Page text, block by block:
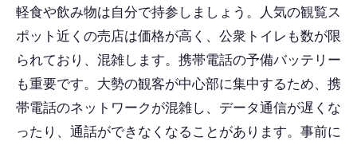
軽食や飲み物は自分で持参しましょう。人気の観覧ス
ポット近くの売店は価格が高く、公衆トイレも数が限
られており、混雑します。携帯電話の予備バッテリー
も重要です。大勢の観客が中心部に集中するため、携
帯電話のネットワークが混雑し、データ通信が遅くな
ったり、通話ができなくなることがあります。事前に